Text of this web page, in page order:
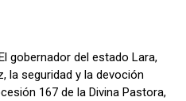
gobernador del estado Lara,
la seguridad y la devoción
167 de la Divina Pastora,